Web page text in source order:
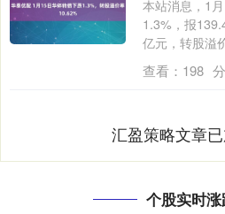
本站消息，1
1.3%，报
亿元，转股溢
查看： 198
汇盈策略文章
个股实时